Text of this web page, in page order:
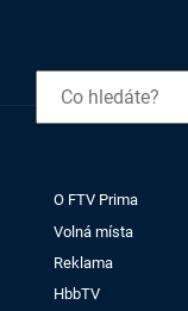
O FTV Prima
Volná místa
Reklama
HbbTV